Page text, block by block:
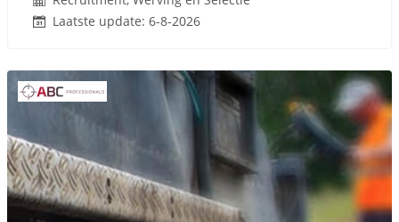
Laatste update: 6-8-2026